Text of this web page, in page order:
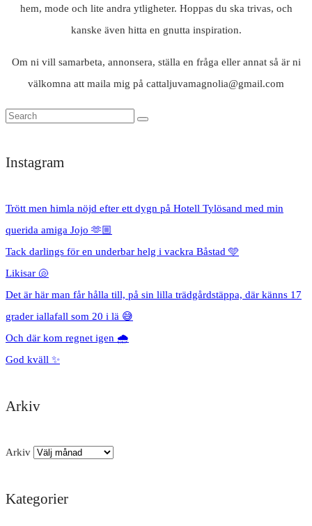
hem, mode och lite andra ytligheter. Hoppas du ska trivas, och
kanske även hitta en gnutta inspiration.
Om ni vill samarbeta, annonsera, ställa en fråga eller annat så är ni
välkomna att maila mig på cattaljuvamagnolia@gmail.com
Instagram
Trött men himla nöjd efter ett dygn på Hotell Tylösand med min
querida amiga Jojo 🫶🏼
Tack darlings för en underbar helg i vackra Båstad 🩵
Likisar 🐚
Det är här man får hålla till, på sin lilla trädgårdstäppa, där känns 17
grader iallafall som 20 i lä 😅
Och där kom regnet igen 🌧️
God kväll ✨
Arkiv
Arkiv
Kategorier